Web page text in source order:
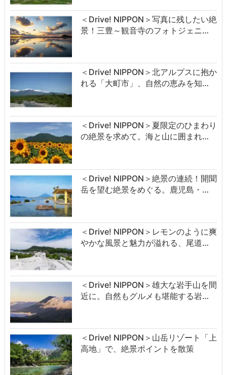
＜Drive! NIPPON＞写真に残したい絶
景！三豊～観音寺のフォトジェニ…
＜Drive! NIPPON＞北アルプスに抱か
れる「大町市」、自然の恵みを知…
＜Drive! NIPPON＞夏限定のひまわり
の絶景を求めて。海と山に囲まれ…
＜Drive! NIPPON＞絶景の連続！開聞
岳を望む絶景をめぐる。鹿児島・…
＜Drive! NIPPON＞レモンのように爽
やかな風景と魅力が溢れる、尾道…
＜Drive! NIPPON＞雄大な岩手山を間
近に。自然もグルメも堪能する岩…
＜Drive! NIPPON＞山岳リゾート「上
高地」で、絶景ポイントを散策